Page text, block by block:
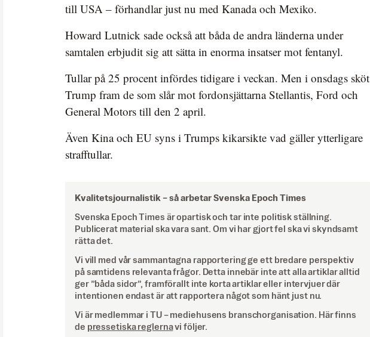
till USA – förhandlar just nu med Kanada och Mexiko.
Howard Lutnick sade också att båda de andra länderna under
samtalen erbjudit sig att sätta in enorma insatser mot fentanyl.
Tullar på 25 procent infördes tidigare i veckan. Men i onsdags sköt
Trump fram de som slår mot fordonsjättarna Stellantis, Ford och
General Motors till den 2 april.
Även Kina och EU syns i Trumps kikarsikte vad gäller ytterligare
strafftullar.
Kvalitetsjournalistik – så arbetar Svenska Epoch Times
Svenska Epoch Times är opartisk och tar inte politisk ställning.
Publicerat material ska vara sant. Om vi har gjort fel ska vi skyndsamt
rätta det.
Vi vill med vår sammantagna rapportering ge ett bredare perspektiv
på samtidens relevanta frågor. Detta innebär inte att alla artiklar alltid
ger ”båda sidor”, framförallt inte korta artiklar eller intervjuer där
intentionen endast är att rapportera något som hänt just nu.
Vi är medlemmar i TU – mediehusens branschorganisation. Här finns
de pressetiska reglernavi följer.